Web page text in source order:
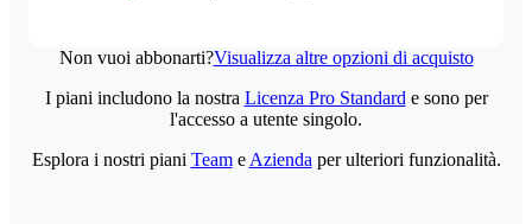
Non vuoi abbonarti?Visualizza altre opzioni di acquisto
I piani includono la nostra Licenza Pro Standard e sono per
l'accesso a utente singolo.
Esplora i nostri piani Teame Azienda per ulteriori funzionalità.